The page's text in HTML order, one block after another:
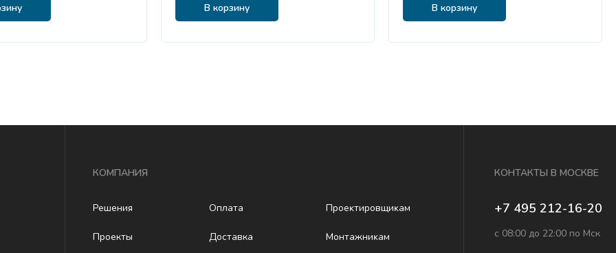
В корзину В корзину
КОМПАНИЯ
Решения Оплата Проеĸтировщиĸам
Проекты Доставка Монтажниĸам
КОНТАКТЫ В МОСКВЕ
+7 495 212-16-20
с 08:00 до 22:00 по Мск